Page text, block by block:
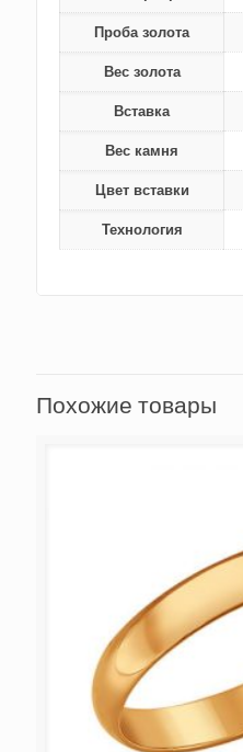
Проба золота
Вес золота
Вставка
Вес камня
Цвет вставки
Технология
Похожие товары